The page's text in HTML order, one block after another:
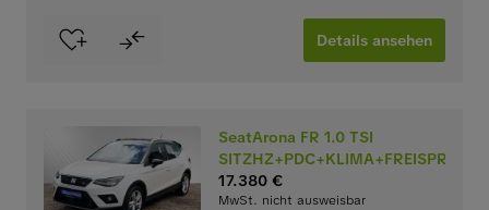
Details ansehen
SeatArona FR 1.0 TSI
SITZHZ+PDC+KLIMA+FREISPRECH
17.380 €
MwSt. nicht ausweisbar